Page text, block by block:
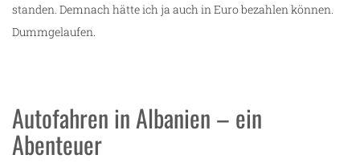
standen. Demnach hätte ich ja auch in Euro bezahlen können.
Dummgelaufen.
Autofahren in Albanien – ein
Abenteuer